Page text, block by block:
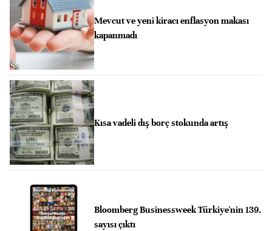
Mevcut ve yeni kiracı enflasyon makası
kapanmadı
Kısa vadeli dış borç stokunda artış
Bloomberg Businessweek Türkiye'nin 139.
sayısı çıktı